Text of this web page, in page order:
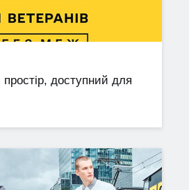
доступний для